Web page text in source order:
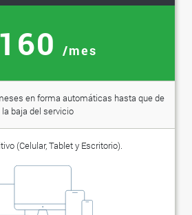
/mes
en forma automáticas hasta que de
la baja del servicio
(Celular, Tablet y Escritorio).